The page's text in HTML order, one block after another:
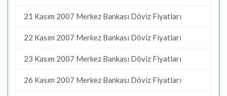
21 Kasım 2007 Merkez Bankası Döviz Fiyatları
22 Kasım 2007 Merkez Bankası Döviz Fiyatları
23 Kasım 2007 Merkez Bankası Döviz Fiyatları
26 Kasım 2007 Merkez Bankası Döviz Fiyatları